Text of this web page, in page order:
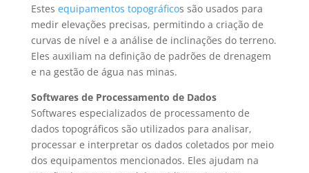
Estes equipamentos topográficos são usados para
medir elevações precisas, permitindo a criação de
curvas de nível e a análise de inclinações do terreno.
Eles auxiliam na definição de padrões de drenagem
e na gestão de água nas minas.
Softwares de Processamento de Dados
Softwares especializados de processamento de
dados topográficos são utilizados para analisar,
processar e interpretar os dados coletados por meio
dos equipamentos mencionados. Eles ajudam na